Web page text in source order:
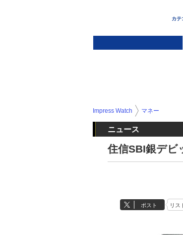
Impress Watch マネー
ニュース
住信SBI銀デビ
ポスト リス